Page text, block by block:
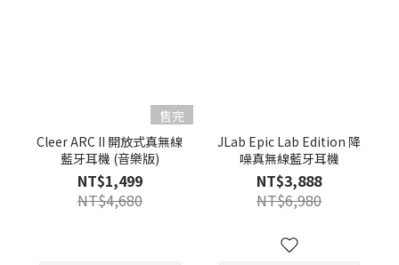
售完
Cleer ARC II 開放式真無線
藍牙耳機 (音樂版)
NT$1,499
NT$4,680
JLab Epic Lab Edition 降
噪真無線藍牙耳機
NT$3,888
NT$6,980